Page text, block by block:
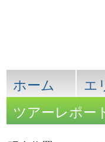
ン
ツ
に
細
検
索
セ
ク
シ
ホーム エ
ツアーレポー